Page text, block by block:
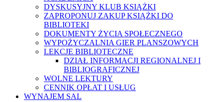
DYSKUSYJNY KLUB KSIĄŻKI
ZAPROPONUJ ZAKUP KSIĄŻKI DO
BIBLIOTEKI
DOKUMENTY ŻYCIA SPOŁECZNEGO
WYPOŻYCZALNIA GIER PLANSZOWYCH
LEKCJE BIBLIOTECZNE
DZIAŁ INFORMACJI REGIONALNEJ I
BIBLIOGRAFICZNEJ
WOLNE LEKTURY
CENNIK OPŁAT I USŁUG
WYNAJEM SAL